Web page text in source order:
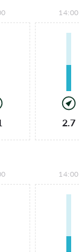
14:00
2.7
14:00